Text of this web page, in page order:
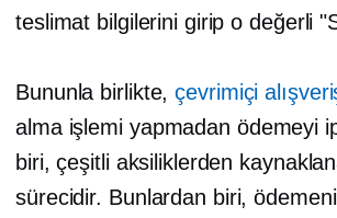
teslimat bilgilerini girip o değerli
Bununla birlikte,çevrimiçi
alma işlemi yapmadan ödemeyi
biri, çeşitli aksiliklerden
sürecidir. Bunlardan biri,